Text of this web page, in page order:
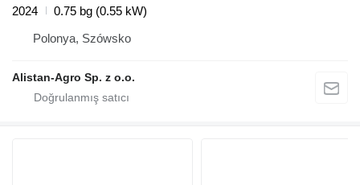
2024
0.75 bg (0.55 kW)
Polonya, Szówsko
Alistan-Agro Sp. z o.o.